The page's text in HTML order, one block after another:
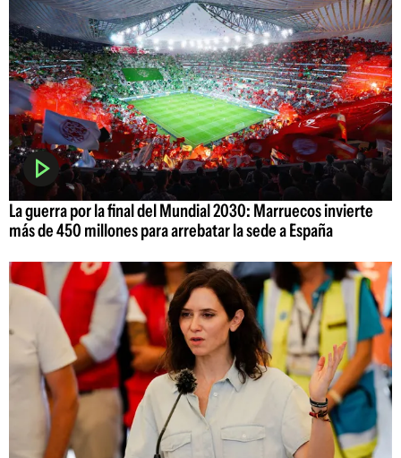
La guerra por la final del Mundial 2030: Marruecos invierte
más de 450 millones para arrebatar la sede a España